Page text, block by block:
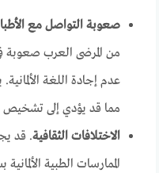
صعوبة التواصل مع
من المرضى العرب صعوبة
عدم إجادة اللغة
مما قد يؤدي إلى تشخيص
الاختلافات الثقافية. قد
الممارسات الطبية